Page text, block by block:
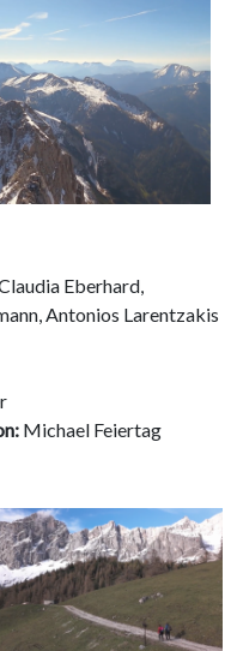
Eberhard,
Antonios Larentzakis
Michael Feiertag